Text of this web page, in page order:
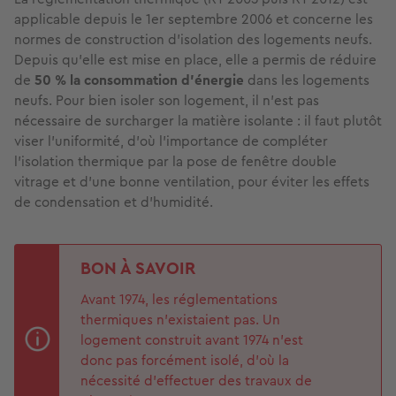
applicable depuis le 1er septembre 2006 et concerne les
normes de construction d’isolation des logements neufs.
Depuis qu’elle est mise en place, elle a permis de réduire
de 50 % la consommation d’énergie dans les logements
neufs. Pour bien isoler son logement, il n’est pas
nécessaire de surcharger la matière isolante : il faut plutôt
viser l’uniformité, d’où l’importance de compléter
l’isolation thermique par la pose de fenêtre double
vitrage et d’une bonne ventilation, pour éviter les effets
de condensation et d’humidité.
BON À SAVOIR
Avant 1974, les réglementations
thermiques n’existaient pas. Un
logement construit avant 1974 n’est
donc pas forcément isolé, d’où la
nécessité d’effectuer des travaux de